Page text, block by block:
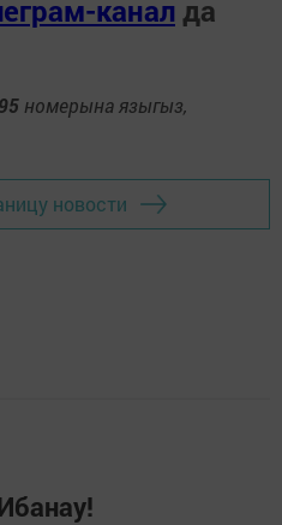
канал да
номерына языгыз,
новости